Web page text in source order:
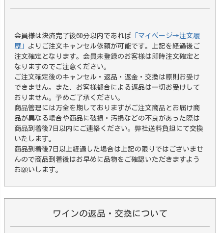
会員様は決済完了後60分以内であれば 「マイページ→注文履
歴」 よりご注文キャンセル依頼が可能です。上記を経過後ご
注文確定となります。会員未登録のお客様は即時注文確定と
なりますのでご注意ください。
ご注文確定後のキャンセル・返品・返金・交換は原則お受け
できません。また、お客様都合による返品は一切お受けして
おりません。予めご了承ください。
商品管理には万全を期しておりますがご注文商品とお届け商
品が異なる場合や商品に破損・汚損などの不良があった際は
商品到着後7日以内にご連絡ください。弊社送料負担にて交換
いたします。
商品到着後7日以上経過した場合は上記の限りではございませ
んので商品到着後はお早めに品物をご確認いただきますよう
お願いします。
ワインの返品・交換について